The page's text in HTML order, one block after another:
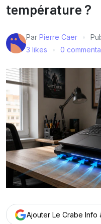
température ?
Par Pierre Caer
3 likes
0
Ajouter Le Crabe